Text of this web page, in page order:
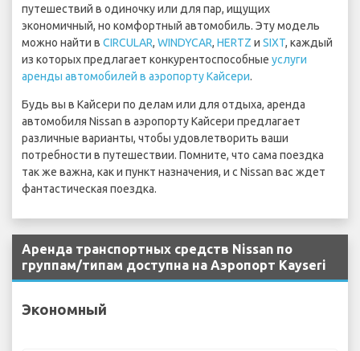
путешествий в одиночку или для пар, ищущих
экономичный, но комфортный автомобиль. Эту модель
можно найти в CIRCULAR, WINDYCAR, HERTZ и SIXT, каждый
из которых предлагает конкурентоспособные услуги
аренды автомобилей в аэропорту Кайсери.
Будь вы в Кайсери по делам или для отдыха, аренда
автомобиля Nissan в аэропорту Кайсери предлагает
различные варианты, чтобы удовлетворить ваши
потребности в путешествии. Помните, что сама поездка
так же важна, как и пункт назначения, и с Nissan вас ждет
фантастическая поездка.
Аренда транспортных средств Nissan по
группам/типам доступна на Аэропорт Kayseri
Экономный